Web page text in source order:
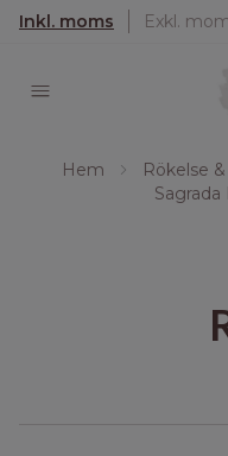
Inkl. moms Exkl.
Hem Rökelse
Sagrada